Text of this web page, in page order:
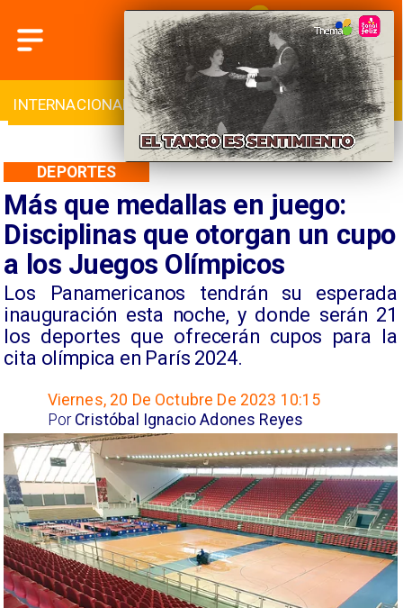
INTERNACIONAL DEPORTES CULTURA
Más que medallas en juego:
Disciplinas que otorgan un cupo
a los Juegos Olímpicos
Los Panamericanos tendrán su esperada
inauguración esta noche, y donde serán 21
los deportes que ofrecerán cupos para la
cita olímpica en París 2024.
DEPORTES
Viernes, 20 De Octubre De 2023 10:15
Cristóbal Ignacio Adones Reyes
Por